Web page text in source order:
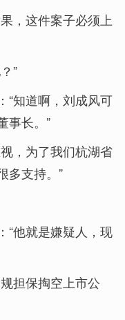
，这件案子必须上
”
“知道啊，刘成风可
事长。”
，为了我们杭湖省
多支持。”
“他就是嫌疑人，现
担保掏空上市公